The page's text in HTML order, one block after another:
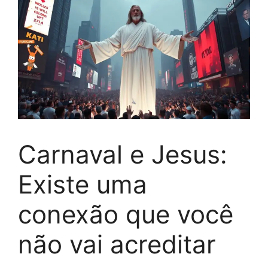
Carnaval e Jesus:
Existe uma
conexão que você
não vai acreditar